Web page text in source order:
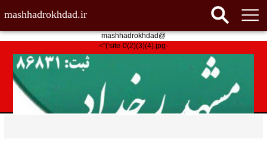
@mashhadrokhdad
mashhadrokhdad.ir
-site-0(2)(3)(4).jpg')">